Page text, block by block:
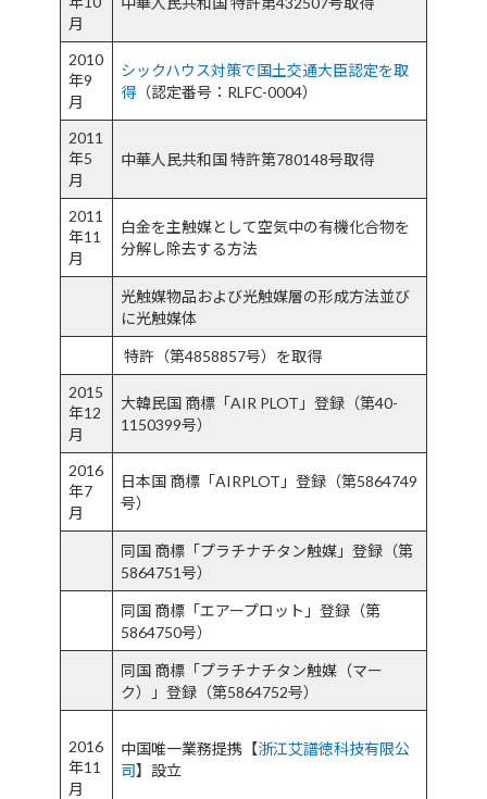
月
2010
年9
月
シックハウス対策で国土交通大臣認定を取
得（認定番号：RLFC-0004）​
2011
年5
月
中華人民共和国 特許第780148号取得​
2011
年11
月
白金を主触媒として空気中の有機化合物を
分解し除去する方法
光触媒物品および光触媒層の形成方法並び
に光触媒体
特許（第4858857号）を取得
2015
年12
月
大韓民国 商標「AIR PLOT」登録（第40-
1150399号）​
2016
年7
月
日本国 商標「AIRPLOT」登録（第5864749
号）
同国 商標「プラチナチタン触媒」登録（第
5864751号）
同国 商標「エアープロット」登録（第
5864750号）
同国 商標「プラチナチタン触媒（マー
ク）」登録（第5864752号）​
2016
年11
月
中国唯一業務提携【浙江艾譜徳科技有限公
司】設立